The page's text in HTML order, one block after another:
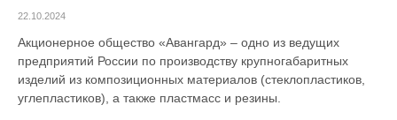
22.10.2024
Акционерное общество «Авангард» – одно из ведущих
предприятий России по производству крупногабаритных
изделий из композиционных материалов (стеклопластиков,
углепластиков), а также пластмасс и резины.